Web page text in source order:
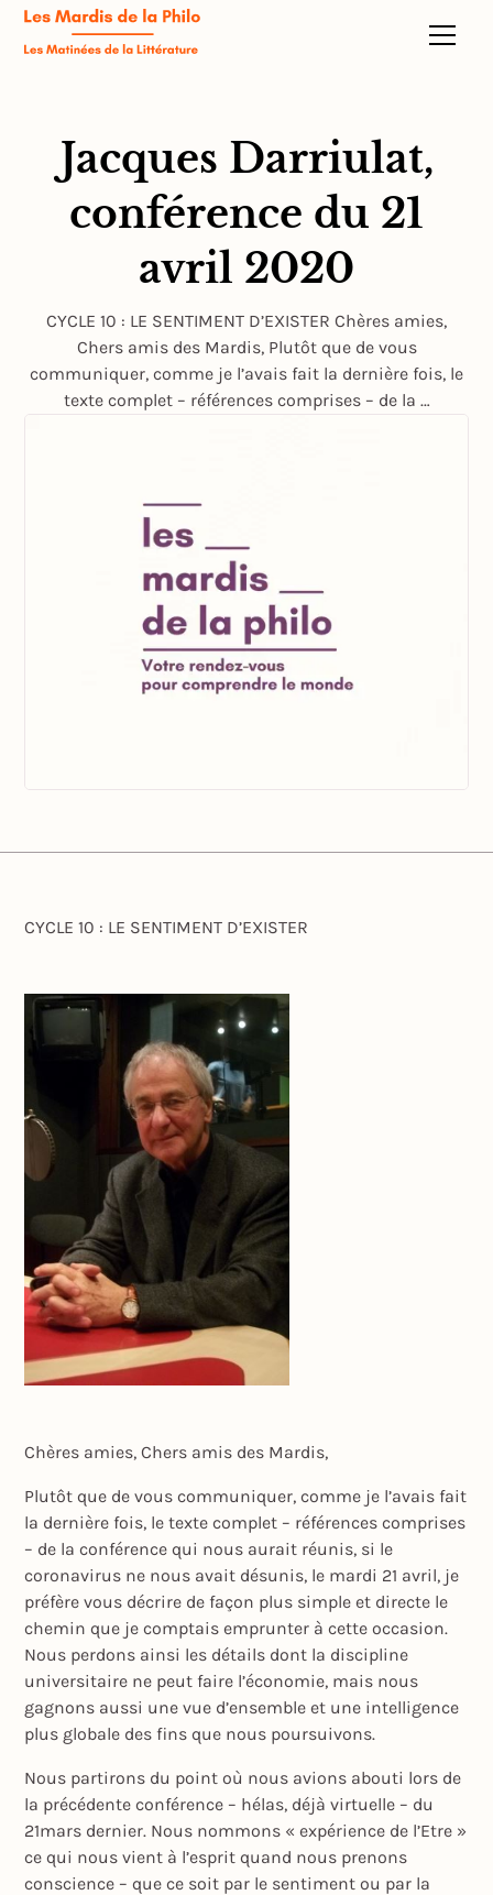
Jacques Darriulat,
conférence du 21
avril 2020
CYCLE 10 : LE SENTIMENT D’EXISTER Chères amies,
Chers amis des Mardis, Plutôt que de vous
communiquer, comme je l’avais fait la dernière fois, le
texte complet – références comprises – de la …
CYCLE 10 : LE SENTIMENT D’EXISTER
Chères amies, Chers amis des Mardis,
Plutôt que de vous communiquer, comme je l’avais fait
la dernière fois, le texte complet – références comprises
– de la conférence qui nous aurait réunis, si le
coronavirus ne nous avait désunis, le mardi 21 avril, je
préfère vous décrire de façon plus simple et directe le
chemin que je comptais emprunter à cette occasion.
Nous perdons ainsi les détails dont la discipline
universitaire ne peut faire l’économie, mais nous
gagnons aussi une vue d’ensemble et une intelligence
plus globale des fins que nous poursuivons.
Nous partirons du point où nous avions abouti lors de
la précédente conférence – hélas, déjà virtuelle – du
21mars dernier. Nous nommons « expérience de l’Etre »
ce qui nous vient à l’esprit quand nous prenons
conscience – que ce soit par le sentiment ou par la